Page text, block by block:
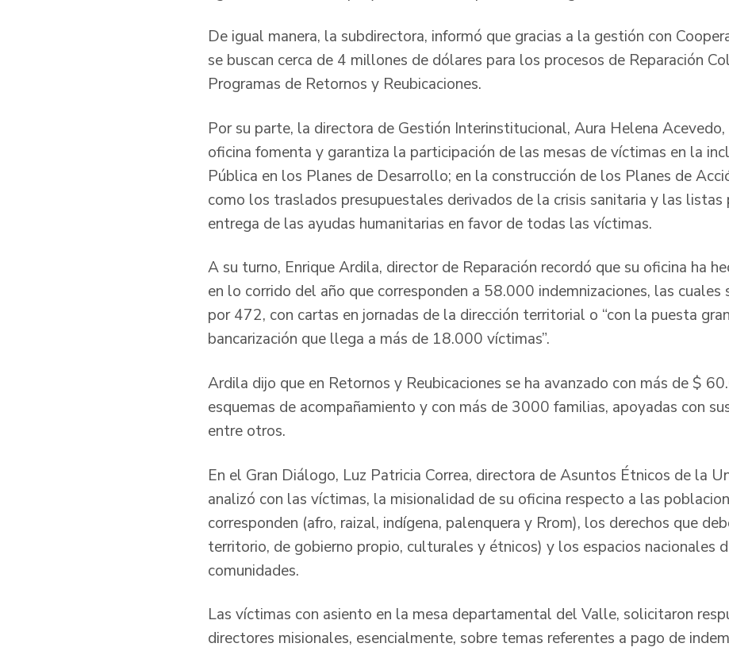
De igual manera, la subdirectora, informó que gracias a la gestión con
se buscan cerca de 4 millones de dólares para los procesos de Reparación
Programas de Retornos y Reubicaciones.
Por su parte, la directora de Gestión Interinstitucional, Aura Helena Acevedo,
oficina fomenta y garantiza la participación de las mesas de víctimas en la
Pública en los Planes de Desarrollo; en la construcción de los Planes de
como los traslados presupuestales derivados de la crisis sanitaria y las listas
entrega de las ayudas humanitarias en favor de todas las víctimas.
A su turno, Enrique Ardila, director de Reparación recordó que su oficina ha
en lo corrido del año que corresponden a 58.000 indemnizaciones, las cuales
por 472, con cartas en jornadas de la dirección territorial o “con la puesta
bancarización que llega a más de 18.000 víctimas”.
Ardila dijo que en Retornos y Reubicaciones se ha avanzado con más de $
esquemas de acompañamiento y con más de 3000 familias, apoyadas con
entre otros.
En el Gran Diálogo, Luz Patricia Correa, directora de Asuntos Étnicos de la
analizó con las víctimas, la misionalidad de su oficina respecto a las
corresponden (afro, raizal, indígena, palenquera y Rrom), los derechos que
territorio, de gobierno propio, culturales y étnicos) y los espacios nacionales
comunidades.
Las víctimas con asiento en la mesa departamental del Valle, solicitaron
directores misionales, esencialmente, sobre temas referentes a pago de